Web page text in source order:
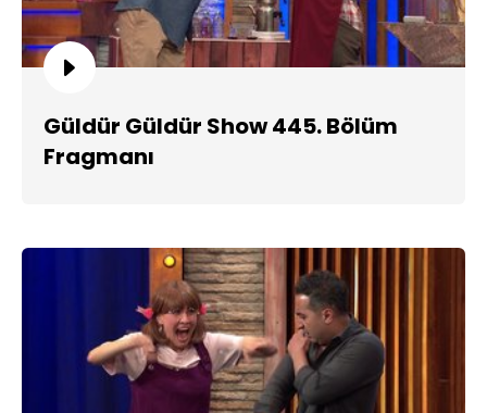
Güldür Güldür Show 445. Bölüm
Fragmanı